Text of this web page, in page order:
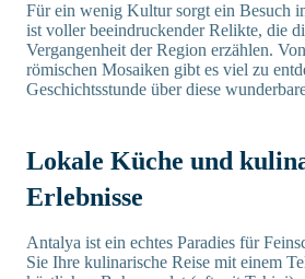
Für ein wenig Kultur sorgt ein Besuch
ist voller beeindruckender Relikte, die
Vergangenheit der Region erzählen.
römischen Mosaiken gibt es viel zu
Geschichtsstunde über diese
Lokale Küche und
Erlebnisse
Antalya ist ein echtes Paradies für
Sie Ihre kulinarische Reise mit einem